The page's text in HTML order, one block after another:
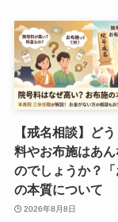
【戒名相談】ど
料やお布施はあ
のでしょうか？「
の本質について
2026年8月8日